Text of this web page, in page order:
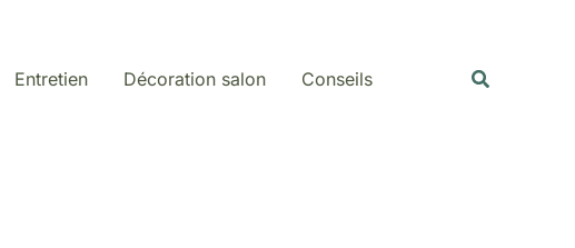
Entretien Décoration salon Conseils